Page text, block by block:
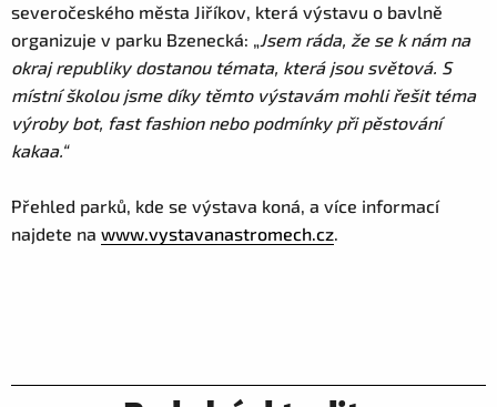
severočeského města Jiříkov, která výstavu o bavlně
organizuje v parku Bzenecká: „Jsem ráda, že se k nám na
okraj republiky dostanou témata, která jsou světová. S
místní školou jsme díky těmto výstavám mohli řešit téma
výroby bot, fast fashion nebo podmínky při pěstování
kakaa.“
Přehled parků, kde se výstava koná, a více informací
najdete na www.vystavanastromech.cz.